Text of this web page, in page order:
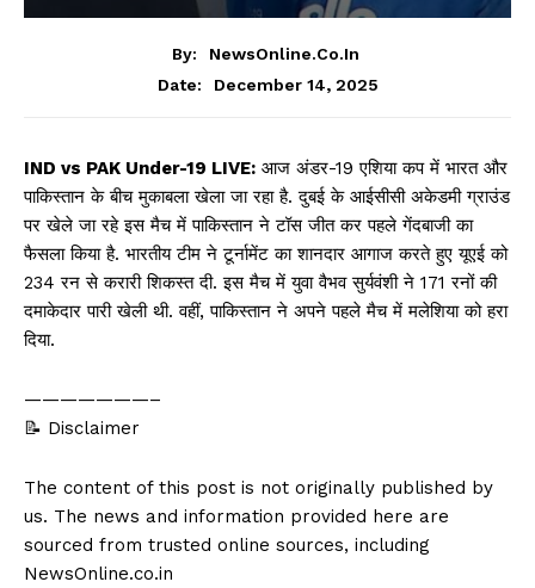
By:
NewsOnline.co.in
Date:
December 14, 2025
IND vs PAK Under-19 LIVE: आज अंडर-19 एशिया कप में भारत और
पाकिस्तान के बीच मुकाबला खेला जा रहा है. दुबई के आईसीसी अकेडमी ग्राउंड
पर खेले जा रहे इस मैच में पाकिस्तान ने टॉस जीत कर पहले गेंदबाजी का
फैसला किया है. भारतीय टीम ने टूर्नामेंट का शानदार आगाज करते हुए यूएई को
234 रन से करारी शिकस्त दी. इस मैच में युवा वैभव सुर्यवंशी ने 171 रनों की
दमाकेदार पारी खेली थी. वहीं, पाकिस्तान ने अपने पहले मैच में मलेशिया को हरा
दिया.
———————–
📝 Disclaimer
The content of this post is not originally published by
us. The news and information provided here are
sourced from trusted online sources, including
NewsOnline.co.in